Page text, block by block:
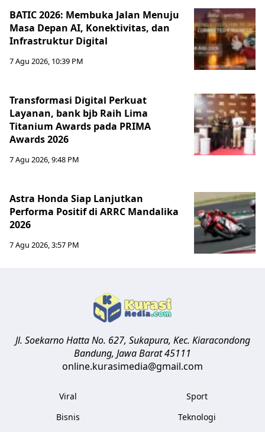
BATIC 2026: Membuka Jalan Menuju
Masa Depan AI, Konektivitas, dan
Infrastruktur Digital
7 Agu 2026, 10:39 PM
Transformasi Digital Perkuat
Layanan, bank bjb Raih Lima
Titanium Awards pada PRIMA
Awards 2026
7 Agu 2026, 9:48 PM
Astra Honda Siap Lanjutkan
Performa Positif di ARRC Mandalika
2026
7 Agu 2026, 3:57 PM
Jl. Soekarno Hatta No. 627, Sukapura, Kec. Kiaracondong
Bandung, Jawa Barat45111
online.kurasimedia@gmail.com
Viral
Bisnis
Sport
Teknologi